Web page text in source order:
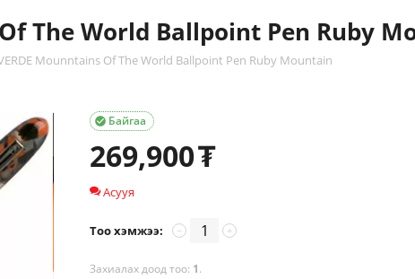
The World Ballpoint Pen Ruby
Mounntains Of The World Ballpoint Pen Ruby Mountain
Байгаа

269,900₮
Асууя
Тоо хэмжээ: +
−
Захиалах доод тоо: 1.